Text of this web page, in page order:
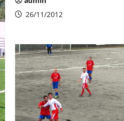
26/11/2012